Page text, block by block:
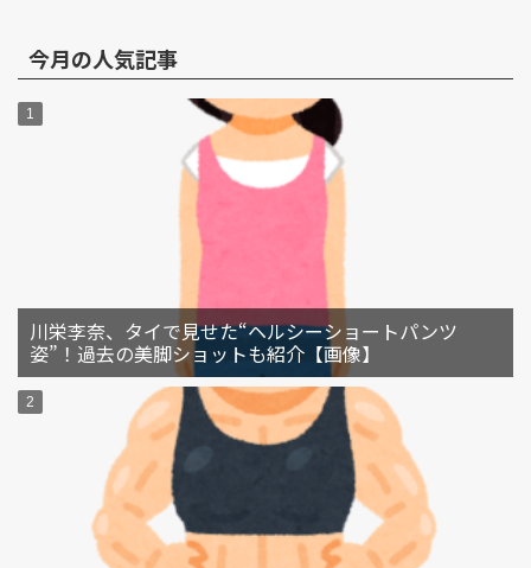
今月の人気記事
川栄李奈、タイで見せた“ヘルシーショートパンツ
姿”！過去の美脚ショットも紹介【画像】